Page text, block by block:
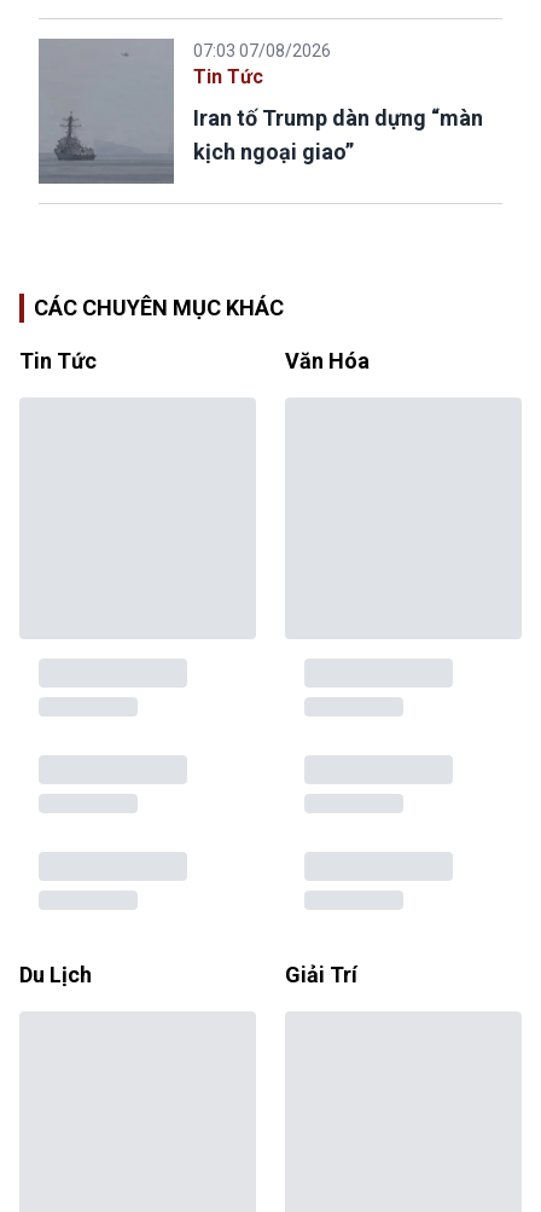
07:03 07/08/2026
Tin Tức
Iran tố Trump dàn dựng “màn
kịch ngoại giao”
CÁC CHUYÊN MỤC KHÁC
Tin Tức Văn Hóa
Du Lịch Giải Trí